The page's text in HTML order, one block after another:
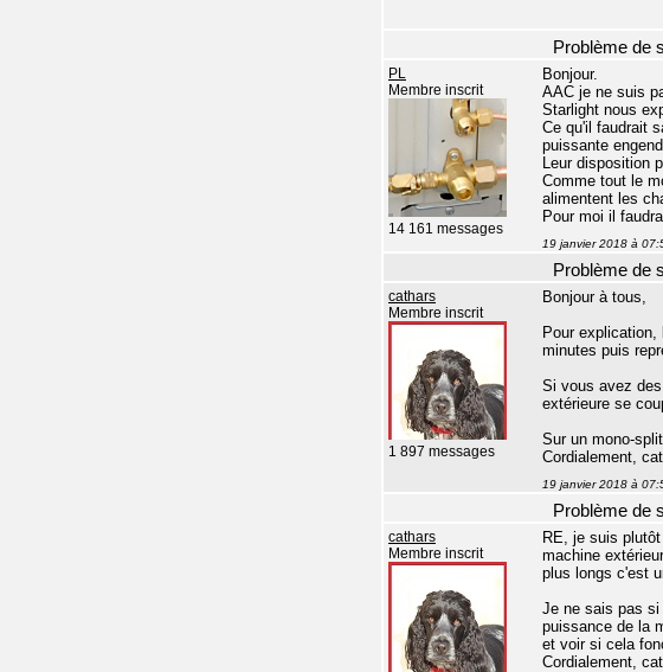
Problème de
PL
Membre inscrit
14 161 messages
Bonjour.
AAC je ne suis
Starlight nous
Ce qu'il faudrait
puissante
Leur disposition
Comme tout le
alimentent les
Pour moi il
19 janvier 2018 à
Problème de
cathars
Membre inscrit
1 897 messages
Bonjour à tous,
Pour
minutes puis
Si vous avez
extérieure se
Sur un mono-
Cordialement,
19 janvier 2018 à
Problème de
cathars
Membre inscrit
RE, je suis
machine
plus longs c'est
Je ne sais pas si
puissance de la
et voir si cela
Cordialement,